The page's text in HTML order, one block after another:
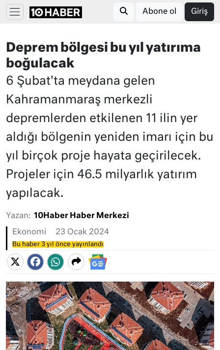
Abone ol Giriş
Deprem bölgesi bu yıl yatırıma
boğulacak
6 Şubat'ta meydana gelen
Kahramanmaraş merkezli
depremlerden etkilenen 11 ilin yer
aldığı bölgenin yeniden imarı için bu
yıl birçok proje hayata geçirilecek.
Projeler için 46.5 milyarlık yatırım
yapılacak.
Yazan: 10Haber Haber Merkezi
Ekonomi 23 Ocak 2024
Bu haber 3 yıl önce yayınlandı